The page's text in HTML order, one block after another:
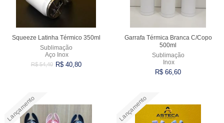
Squeeze Latinha Térmico 350ml
Sublimação
Aço Inox
R$ 54,40 R$ 40,80
Garrafa Térmica Branca C/Copo
500ml
Sublimação
Inox
R$ 66,60
Lançamento Lançamento